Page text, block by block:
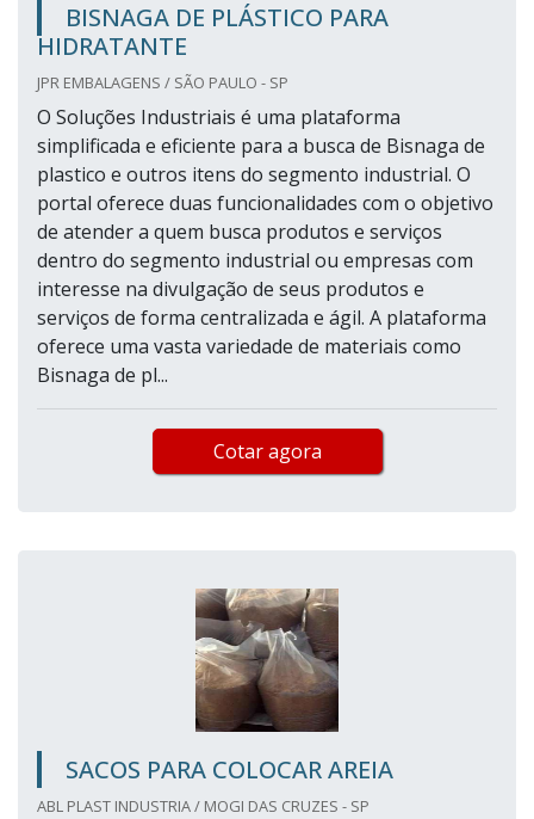
BISNAGA DE PLÁSTICO PARA
HIDRATANTE
JPR EMBALAGENS / SÃO PAULO - SP
O Soluções Industriais é uma plataforma
simplificada e eficiente para a busca de Bisnaga de
plastico e outros itens do segmento industrial. O
portal oferece duas funcionalidades com o objetivo
de atender a quem busca produtos e serviços
dentro do segmento industrial ou empresas com
interesse na divulgação de seus produtos e
serviços de forma centralizada e ágil. A plataforma
oferece uma vasta variedade de materiais como
Bisnaga de pl...
Cotar agora
SACOS PARA COLOCAR AREIA
ABL PLAST INDUSTRIA / MOGI DAS CRUZES - SP